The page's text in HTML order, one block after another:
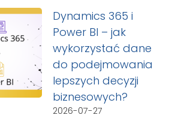
Dynamics 365 i
Power BI – jak
wykorzystać dane
do podejmowania
lepszych decyzji
biznesowych?
2026-07-27